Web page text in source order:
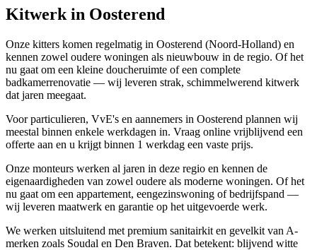
Kitwerk in Oosterend
Onze kitters komen regelmatig in Oosterend (Noord-Holland) en
kennen zowel oudere woningen als nieuwbouw in de regio. Of het
nu gaat om een kleine doucheruimte of een complete
badkamerrenovatie — wij leveren strak, schimmelwerend kitwerk
dat jaren meegaat.
Voor particulieren, VvE's en aannemers in Oosterend plannen wij
meestal binnen enkele werkdagen in. Vraag online vrijblijvend een
offerte aan en u krijgt binnen 1 werkdag een vaste prijs.
Onze monteurs werken al jaren in deze regio en kennen de
eigenaardigheden van zowel oudere als moderne woningen. Of het
nu gaat om een appartement, eengezinswoning of bedrijfspand —
wij leveren maatwerk en garantie op het uitgevoerde werk.
We werken uitsluitend met premium sanitairkit en gevelkit van A-
merken zoals Soudal en Den Braven. Dat betekent: blijvend witte